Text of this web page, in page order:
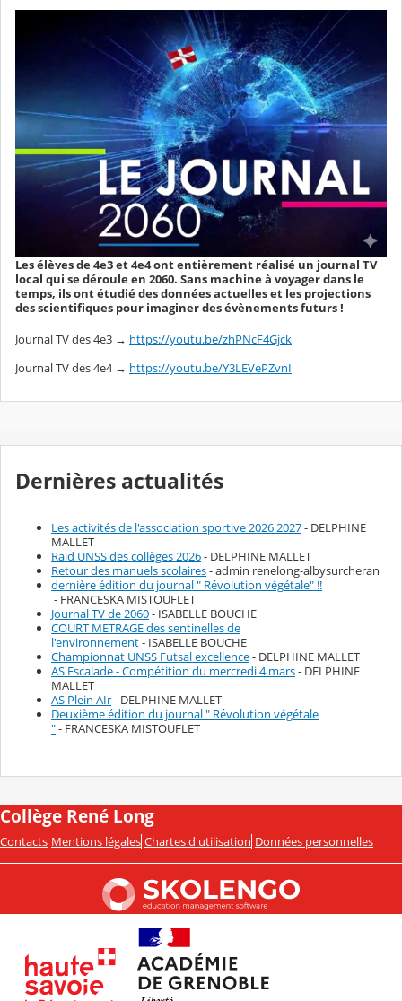
Les élèves de 4e3 et 4e4 ont entièrement réalisé un journal TV
local qui se déroule en 2060. Sans machine à voyager dans le
temps, ils ont étudié des données actuelles et les projections
des scientifiques pour imaginer des évènements futurs !
Journal TV des 4e3 → https://youtu.be/zhPNcF4Gjck
Journal TV des 4e4 → https://youtu.be/Y3LEVePZvnI
Dernières actualités
Les activités de l'association sportive 2026 2027- DELPHINE
MALLET
Raid UNSS des collèges 2026- DELPHINE MALLET
Retour des manuels scolaires- admin renelong-albysurcheran
dernière édition du journal " Révolution végétale" !!
- FRANCESKA MISTOUFLET
Journal TV de 2060- ISABELLE BOUCHE
COURT METRAGE des sentinelles de
l'environnement- ISABELLE BOUCHE
Championnat UNSS Futsal excellence- DELPHINE MALLET
AS Escalade - Compétition du mercredi 4 mars- DELPHINE
MALLET
AS Plein AIr- DELPHINE MALLET
Deuxième édition du journal " Révolution végétale
"- FRANCESKA MISTOUFLET
Collège René Long
Contacts Mentions légales Chartes d'utilisation Données personnelles